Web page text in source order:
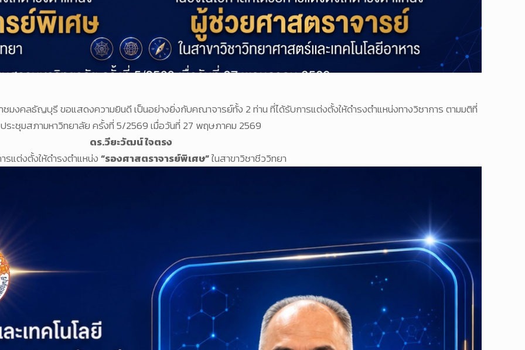
ชมงคลธัญบุรี ขอแสดงความยินดี เป็นอย่างยิ่งกับคณาจารย์ทั้ง 2 ท่าน ที่ได้รับการแต่งตั้งให้ดำรงตำแหน่งทางวิชาการ ตามมติที่
ประชุมสภามหาวิทยาลัย ครั้งที่ 5/2569 เมื่อวันที่ 27 พฤษภาคม 2569
ดร.วียะวัฒน์ ใจตรง
รแต่งตั้งให้ดำรงตำแหน่ง“รองศาสตราจารย์พิเศษ”ในสาขาวิชาชีววิทยา